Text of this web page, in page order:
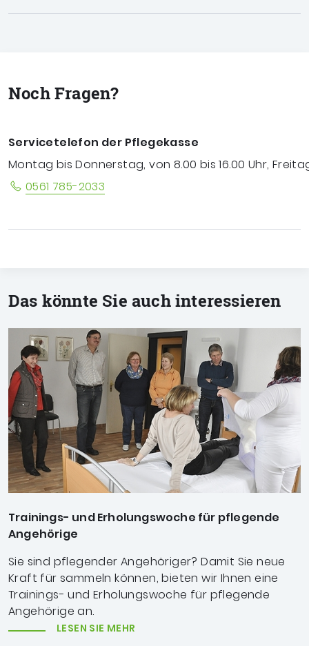
Noch Fragen?
Servicetelefon der Pflegekasse
Montag bis Donnerstag, von 8.00 bis 16.00 Uhr,
0561 785-2033
Das könnte Sie auch interessieren
Trainings- und Erholungswoche für pflegende
Angehörige
Sie sind pflegender Angehöriger? Damit Sie neue
Kraft für sammeln können, bieten wir Ihnen eine
Trainings- und Erholungswoche für pflegende
Angehörige an.
LESEN SIE MEHR